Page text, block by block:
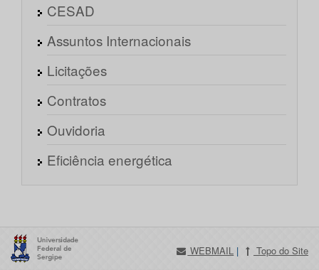
CESAD
Assuntos Internacionais
Licitações
Contratos
Ouvidoria
Eficiência energética
WEBMAIL | Topo do Site